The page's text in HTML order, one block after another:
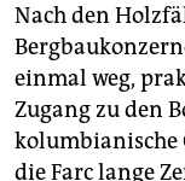
Nach den
einmal weg,
Zugang zu den
kolumbianische
die Farc lange